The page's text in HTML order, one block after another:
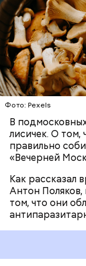
Фото: Pexels
В
лисичек. О том,
правильно
«Вечерней
Как рассказал
Антон Поляков,
том, что они
среди
программ, —
ЗДОРОВЬЕ
При встрече с
паниковать,